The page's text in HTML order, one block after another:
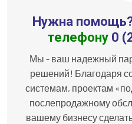
Нужна
телефону0
Мы - ваш надежный
решений! Благодаря
системам, проектам
послепродажному
вашему бизнесу